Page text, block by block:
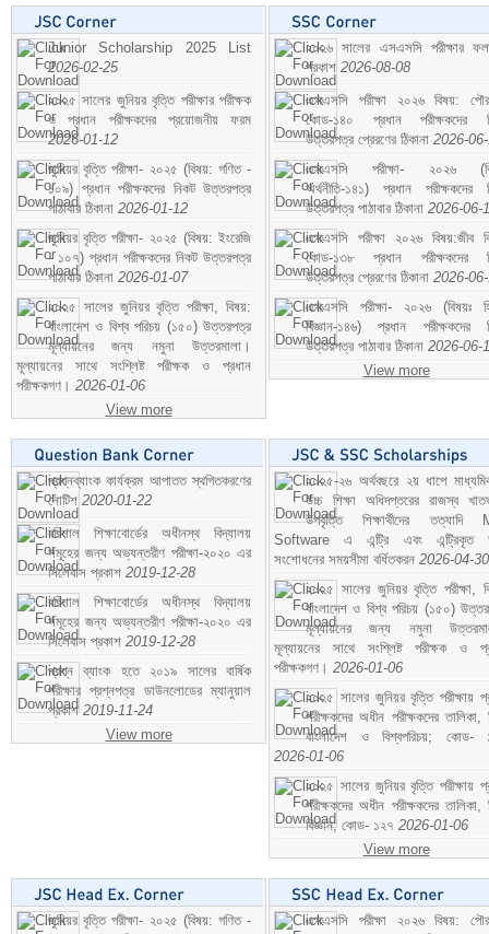
Junior Scholarship 2025 List
2026-02-25
২০২৫ সালের জুনিয়র বৃত্তি পরীক্ষার পরীক্ষক
ও প্রধান পরীক্ষকদের প্রয়োজনীয় ফরম
2026-01-12
জুনিয়র বৃত্তি পরীক্ষা- ২০২৫ (বিষয়: গণিত -
১০৯) প্রধান পরীক্ষকদের নিকট উত্তরপত্র
পাঠাবার ঠিকানা 2026-01-12
জুনিয়র বৃত্তি পরীক্ষা- ২০২৫ (বিষয়: ইংরেজি
- ১০৭) প্রধান পরীক্ষকদের নিকট উত্তরপত্র
পাঠাবার ঠিকানা 2026-01-07
২০২৫ সালের জুনিয়র বৃত্তি পরীক্ষা, বিষয়:
বাংলাদেশ ও বিশ্ব পরিচয় (১৫০) উত্তরপত্র
মূল্যায়নের জন্য নমুনা উত্তরমালা।
মূল্যায়নের সাথে সংশ্লিষ্ট পরীক্ষক ও প্রধান
পরীক্ষকগণ। 2026-01-06
View more
২০২৬ সালের এসএসসি পরীক্ষার
প্রকাশ 2026-08-08
এসএসসি পরীক্ষা ২০২৬ বিষয়:
কোড-১৪০ প্রধান পরীক্ষকদের
উত্তরপত্র প্রেরণের ঠিকানা 2026-
এসএসসি পরীক্ষা- ২০২৬
অর্থনীতি-১৪১) প্রধান পরীক্ষকদের
উত্তরপত্র পাঠাবার ঠিকানা 2026-06-
এসএসসি পরীক্ষা ২০২৬ বিষয়:জীব
কোড-১৩৮ প্রধান পরীক্ষকদের
উত্তরপত্র প্রেরণের ঠিকানা 2026-
এসএসসি পরীক্ষা- ২০২৬ (বিষয়ঃ
বিজ্ঞান-১৪৬) প্রধান পরীক্ষকদের
উত্তরপত্র পাঠাবার ঠিকানা 2026-06-
View more
প্রশ্নব্যাংক কার্যক্রম আপাতত স্থগিতকরণের
নোটিশ 2020-01-22
বরিশাল শিক্ষাবোর্ডের অধীনস্থ বিদ্যালয়
সমূহের জন্য অভ্যন্তরীণ পরীক্ষা-২০২০ এর
সিলেবাস প্রকাশ 2019-12-28
বরিশাল শিক্ষাবোর্ডের অধীনস্থ বিদ্যালয়
সমূহের জন্য অভ্যন্তরীণ পরীক্ষা-২০২০ এর
সিলেবাস প্রকাশ 2019-12-28
প্রশ্ন ব্যাংক হতে ২০১৯ সালের বার্ষিক
পরীক্ষার প্রশ্নপত্র ডাউনলোডের ম্যানুয়াল
প্রকাশ 2019-11-24
View more
২০২৫-২৬ অর্থবছরে ২য় ধাপে
উচ্চ শিক্ষা অধিদপ্তরের রাজস্ব
উপবৃত্তি শিক্ষার্থীদের তত্যাদি
Software এ এন্ট্রি এবং এন্ট্রিকৃত
সংশোধনের সময়সীমা বর্ধিতকরন 2026-04-30
২০২৫ সালের জুনিয়র বৃত্তি পরীক্ষা,
বাংলাদেশ ও বিশ্ব পরিচয় (১৫০)
মূল্যায়নের জন্য নমুনা
মূল্যায়নের সাথে সংশ্লিষ্ট পরীক্ষক ও
পরীক্ষকগণ। 2026-01-06
২০২৫ সালের জুনিয়র বৃত্তি পরীক্ষায়
পরীক্ষকদের অধীন পরীক্ষকদের তালিকা,
বাংলাদেশ ও বিশ্বপরিচয়; কোড-
2026-01-06
২০২৫ সালের জুনিয়র বৃত্তি পরীক্ষায়
পরীক্ষকদের অধীন পরীক্ষকদের তালিকা,
বিজ্ঞান; কোড- ১২৭ 2026-01-06
View more
জুনিয়র বৃত্তি পরীক্ষা- ২০২৫ (বিষয়: গণিত -
এসএসসি পরীক্ষা ২০২৬ বিষয়: